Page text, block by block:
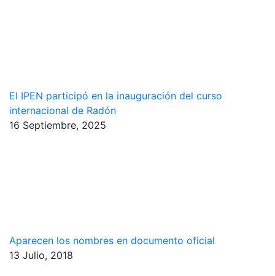
El IPEN participó en la inauguración del curso
internacional de Radón
16 Septiembre, 2025
Aparecen los nombres en documento oficial
13 Julio, 2018